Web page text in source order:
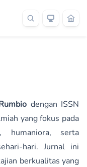
dengan ISSN
yang fokus pada
humaniora, serta
hari. Jurnal ini
berkualitas yang